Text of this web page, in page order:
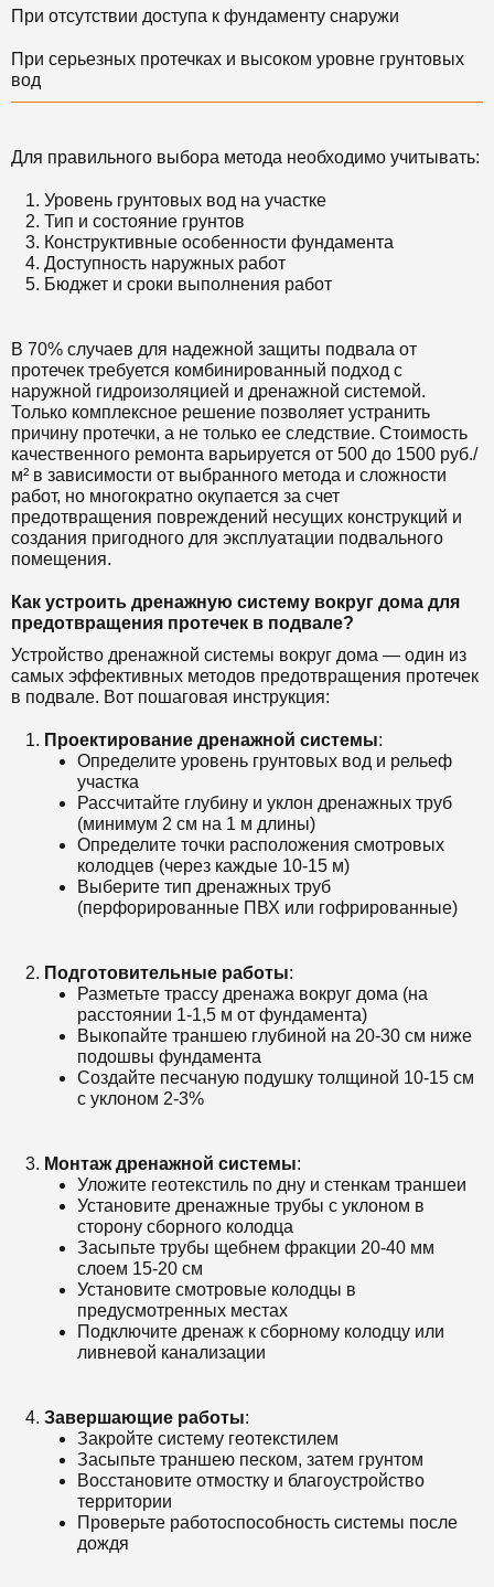
При отсутствии доступа к фундаменту снаружи
При серьезных протечках и высоком уровне грунтовых
вод
Для правильного выбора метода необходимо учитывать:
Уровень грунтовых вод на участке
Тип и состояние грунтов
Конструктивные особенности фундамента
Доступность наружных работ
Бюджет и сроки выполнения работ
В 70% случаев для надежной защиты подвала от
протечек требуется комбинированный подход с
наружной гидроизоляцией и дренажной системой.
Только комплексное решение позволяет устранить
причину протечки, а не только ее следствие. Стоимость
качественного ремонта варьируется от 500 до 1500 руб./
м² в зависимости от выбранного метода и сложности
работ, но многократно окупается за счет
предотвращения повреждений несущих конструкций и
создания пригодного для эксплуатации подвального
помещения.
Как устроить дренажную систему вокруг дома для
предотвращения протечек в подвале?
Устройство дренажной системы вокруг дома — один из
самых эффективных методов предотвращения протечек
в подвале. Вот пошаговая инструкция:
Проектирование дренажной системы:
Определите уровень грунтовых вод и рельеф
участка
Рассчитайте глубину и уклон дренажных труб
(минимум 2 см на 1 м длины)
Определите точки расположения смотровых
колодцев (через каждые 10-15 м)
Выберите тип дренажных труб
(перфорированные ПВХ или гофрированные)
Подготовительные работы:
Разметьте трассу дренажа вокруг дома (на
расстоянии 1-1,5 м от фундамента)
Выкопайте траншею глубиной на 20-30 см ниже
подошвы фундамента
Создайте песчаную подушку толщиной 10-15 см
с уклоном 2-3%
Монтаж дренажной системы:
Уложите геотекстиль по дну и стенкам траншеи
Установите дренажные трубы с уклоном в
сторону сборного колодца
Засыпьте трубы щебнем фракции 20-40 мм
слоем 15-20 см
Установите смотровые колодцы в
предусмотренных местах
Подключите дренаж к сборному колодцу или
ливневой канализации
Завершающие работы:
Закройте систему геотекстилем
Засыпьте траншею песком, затем грунтом
Восстановите отмостку и благоустройство
территории
Проверьте работоспособность системы после
дождя